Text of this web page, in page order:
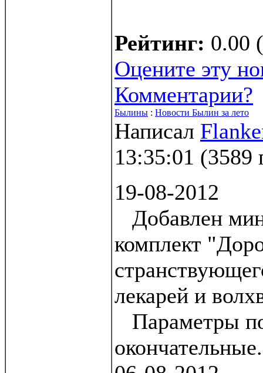
Рейтинг: 0.00
Оцените эту
Комментарии?
Былины : Новости Былин за лето
Написал
13:35:01 (3589
19-08-2012
Добавлен
комплект
лекарей и
Параметры
окончательные.